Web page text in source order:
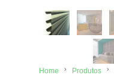
Home Produtos